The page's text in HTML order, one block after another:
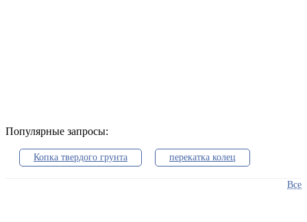
Популярные запросы:
Копка твердого грунта перекатка колец
Все